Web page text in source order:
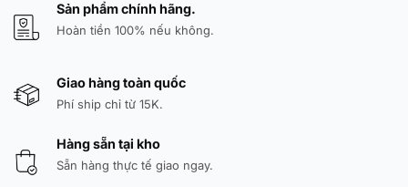
Sản phẩm chính hãng.
Hoàn tiền 100% nếu không.
Giao hàng toàn quốc
Phí ship chỉ từ 15K.
Hàng sẵn tại kho
Sẵn hàng thực tế giao ngay.